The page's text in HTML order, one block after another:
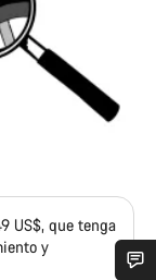
US$, que tenga
y